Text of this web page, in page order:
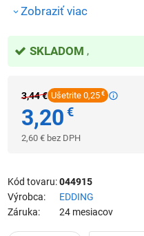
Zobraziť viac
SKLADOM
3,44€ Ušetrite 0,25 €
3,20 €
2,60 € bez DPH
Kód tovaru 044915
Výrobca
EDDING
Záruka
24 mesiacov